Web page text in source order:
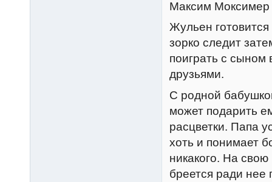
Максим Моксимер
Жульен
зорко следит
поиграть с сыном
друзьями.
С родной
может подарить
расцветки. Папа
хоть и понимает
никакого. На
бреется ради нее